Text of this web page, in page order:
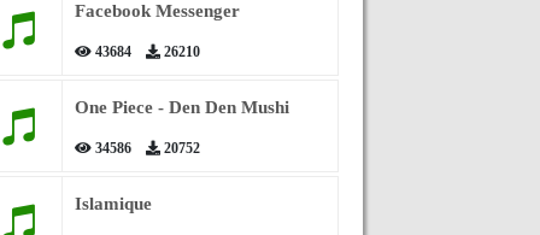
Facebook Messenger
43684 26210
One Piece - Den Den Mushi
34586 20752
Islamique